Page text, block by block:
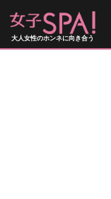
大人女性のホンネに向き合う